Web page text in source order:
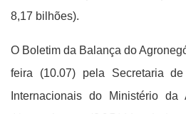
8,17 bilhões).
O Boletim da Balança do
feira (10.07) pela Secretaria
Internacionais do Ministério da